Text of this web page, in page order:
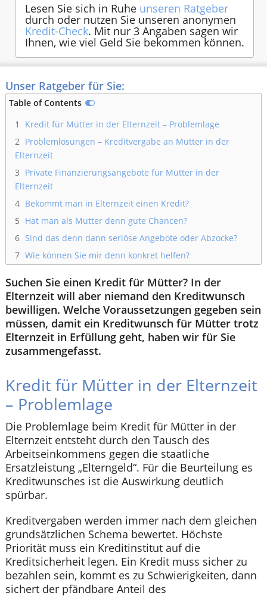
Lesen Sie sich in Ruhe unseren Ratgeber
durch oder nutzen Sie unseren anonymen
Kredit-Check. Mit nur 3 Angaben sagen wir
Ihnen, wie viel Geld Sie bekommen können.
Unser Ratgeber für Sie:
Table of Contents
1
Kredit für Mütter in der Elternzeit – Problemlage
2 Problemlösungen – Kreditvergabe an Mütter in der
Elternzeit
3 Private Finanzierungsangebote für Mütter in der
Elternzeit
4 Bekommt man in Elternzeit einen Kredit?
5 Hat man als Mutter denn gute Chancen?
6 Sind das denn dann seriöse Angebote oder Abzocke?
7 Wie können Sie mir denn konkret helfen?
Suchen Sie einen Kredit für Mütter? In der
Elternzeit will aber niemand den Kreditwunsch
bewilligen. Welche Voraussetzungen gegeben sein
müssen, damit ein Kreditwunsch für Mütter trotz
Elternzeit in Erfüllung geht, haben wir für Sie
zusammengefasst.
Kredit für Mütter in der Elternzeit
– Problemlage
Die Problemlage beim Kredit für Mütter in der
Elternzeit entsteht durch den Tausch des
Arbeitseinkommens gegen die staatliche
Ersatzleistung „Elterngeld“. Für die Beurteilung es
Kreditwunsches ist die Auswirkung deutlich
spürbar.
Kreditvergaben werden immer nach dem gleichen
grundsätzlichen Schema bewertet. Höchste
Priorität muss ein Kreditinstitut auf die
Kreditsicherheit legen. Ein Kredit muss sicher zu
bezahlen sein, kommt es zu Schwierigkeiten, dann
sichert der pfändbare Anteil des